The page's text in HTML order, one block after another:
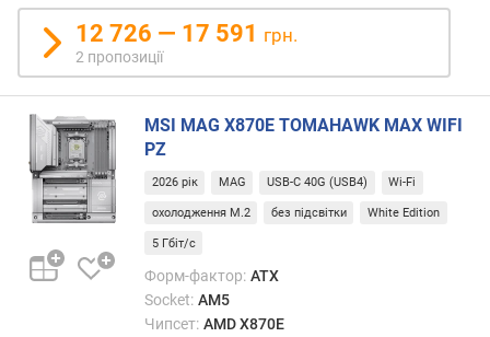
T
A
(
ш
т
.
)
S
A
р
о
12 726 — 17 591 грн.
2 пропозиції
MSI MAG X870E TOMAHAWK MAX WIFI
PZ
2026 рік MAG USB-C 40G (USB4) Wi-Fi
охолодження M.2 без підсвітки White Edition
5 Гбіт/с
Форм-фактор: ATX
Socket: AM5
Чипсет: AMD X870E